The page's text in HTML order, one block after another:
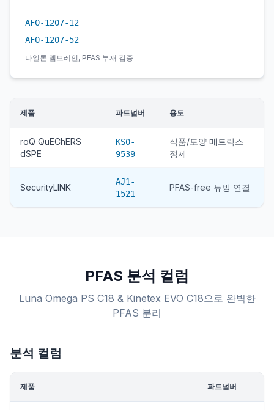
AF0-1207-12
AF0-1207-52
나일론 멤브레인, PFAS 부재 검증
제품 파트넘버 용도
roQ QuEChERS
dSPE
KS0-
9539
식품/토양 매트릭스
정제
SecurityLINK
AJ1-
1521
PFAS-free 튜빙 연결
PFAS 분석 컬럼
Luna Omega PS C18 & Kinetex EVO C18으로 완벽한
PFAS 분리
분석 컬럼
제품 파트넘버